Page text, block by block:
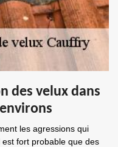
des velux dans
les agressions qui
fort probable que des